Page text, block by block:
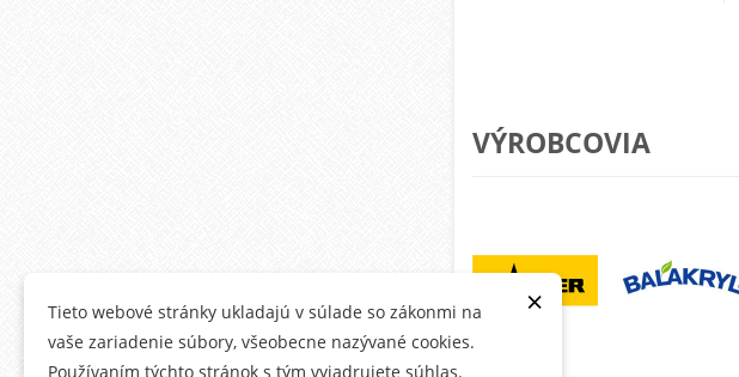
VÝROBCOVIA
×
Tieto webové stránky ukladajú v súlade so zákonmi na
vaše zariadenie súbory, všeobecne nazývané cookies.
Používaním týchto stránok s tým vyjadrujete súhlas.